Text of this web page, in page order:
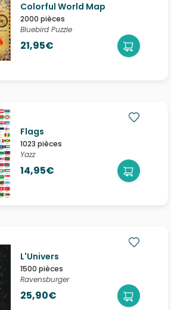
Colorful World Map
2000 pièces
Bluebird Puzzle
21,95€
Flags
1023 pièces
Yazz
14,95€
L'Univers
1500 pièces
Ravensburger
25,90€